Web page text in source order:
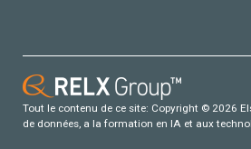
Tout le contenu de ce site: Copyright © 2026
de données, a la formation en IA et aux